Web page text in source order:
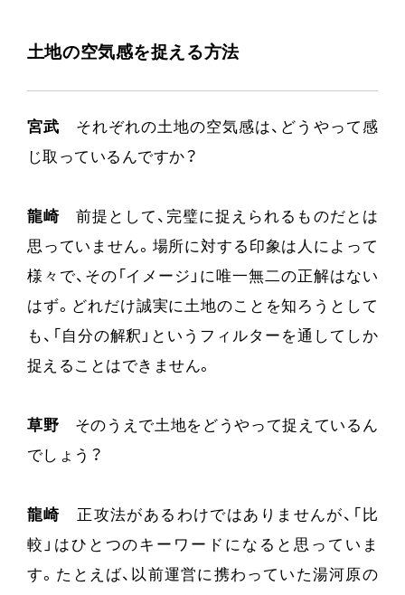
土地の空気感を捉える方法
宮武 それぞれの土地の空気感は、どうやって感
じ取っているんですか？
龍崎前提として、完璧に捉えられるものだとは
思っていません。場所に対する印象は人によって
様々で、その「イメージ」に唯一無二の正解はない
はず。どれだけ誠実に土地のことを知ろうとして
も、「自分の解釈」というフィルターを通してしか
捉えることはできません。
草野 そのうえで土地をどうやって捉えているん
でしょう？
龍崎 正攻法があるわけではありませんが、「比
較」はひとつのキーワードになると思っていま
す。たとえば、以前運営に携わっていた湯河原の